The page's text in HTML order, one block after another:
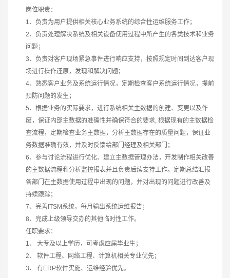
岗位职责：
1、负责为用户提供相关核心业务系统的综合性运维服务工作；
2、负责处理解决系统及相关设备使用过程中所产生的各类技术和业务
问题；
3、负责对客户现场紧急事件进行响应支持，按照规定时间到达客户现
场进行操作还原，发现和解决问题；
4、熟悉客户业务及系统运行情况，定期检查客户系统运行情况，提前
预防问题的发生；
5、根据业务的实际要求，进行系统相关主数据的创建、变更以及作
废，保证内部主数据的准确性并确保符合的要求, 根据现有的主数据检
查流程，定期检查业务主数据，分析主数据存在的质量问题，保证业
务数据准确有效，并及时反馈给部门经理及相关部门；
6、参与讨论流程进行优化、建立主数据管理办法，开发制作相关改善
的主数据流程和分析监控报表并且负责后续支持工作。定期总结汇报
各部门在主数据使用过程中出现的问题，并对出现的问题进行改善及
持续跟踪；
7、完善ITSM系统，每月输出系统运维报告；
8、完成上级领导交办的其他临时性工作。
任职要求：
1、 大专及以上学历，可考虑应届毕业生；
2、 软件工程、网络工程、计算机相关专业优先；
3、 有ERP软件实施、运维经验优先。